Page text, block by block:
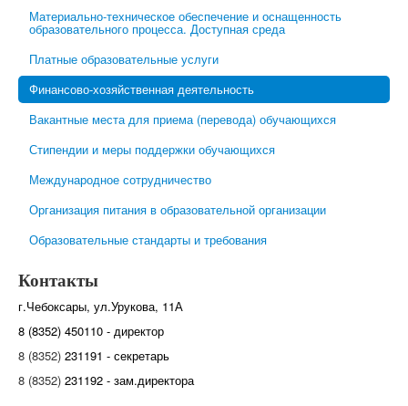
Школьная психологическая помощь
Материально-техническое обеспечение и оснащенность
образовательного процесса. Доступная среда
Платные образовательные услуги
Финансово-хозяйственная деятельность
Вакантные места для приема (перевода) обучающихся
Стипендии и меры поддержки обучающихся
Международное сотрудничество
Организация питания в образовательной организации
Образовательные стандарты и требования
Контакты
г.Чебоксары, ул.Урукова, 11А
8 (8352) 450110 - директор
8 (8352) 231191 - секретарь
8 (8352) 231192 - зам.директора